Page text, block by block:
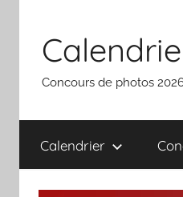
contenu
Concours de photos
Calendrier